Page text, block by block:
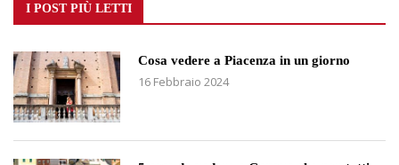
I POST PIÙ LETTI
Cosa vedere a Piacenza in un giorno
16 Febbraio 2024